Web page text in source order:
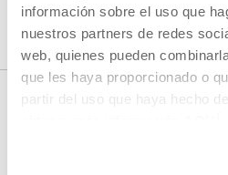
información sobre el uso que
nuestros partners de redes
web, quienes pueden
que les haya proporcionado o
partir del uso que haya hecho